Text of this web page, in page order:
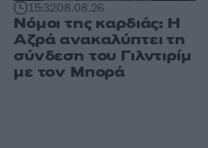
15:3208.08.26
Νόμοι της καρδιάς: Η
Αζρά ανακαλύπτει τη
σύνδεση του Γιλντιρίμ
με τον Μπορά